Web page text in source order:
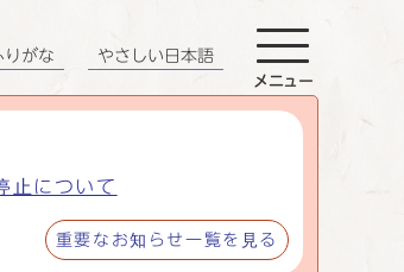
止について
重要なお知らせ一覧を見る
りがな やさしい日本語
メニュー